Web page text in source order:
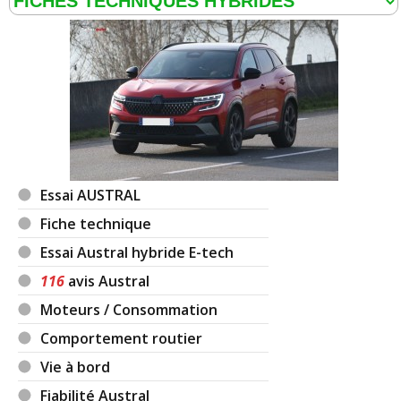
LesAVISsur la déclinaison1.2 E-Tech Hybride
Fiche détailléeAustral 1.2 E-Tech Hybride 200 ch
>>
Essai AUSTRAL
Fiche technique
Essai Austral hybride E-tech
116 avis Austral
Moteurs / Consommation
Comportement routier
Vie à bord
Fiabilité Austral